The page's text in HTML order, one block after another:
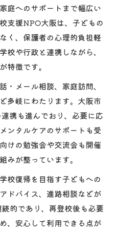
庭へのサポートまで幅広い
支援NPO大阪は、子どもの
く、保護者の心理的負担軽
校や行政と連携しながら、
特徴です。
・メール相談、家庭訪問、
多岐にわたります。大阪市
携も進んでおり、必要に応
ンタルケアのサポートも受
けの勉強会や交流会も開催
みが整っています。
校復帰を目指す子どもへの
ドバイス、進路相談などが
的であり、再登校後も必要
、安心して利用できる点が